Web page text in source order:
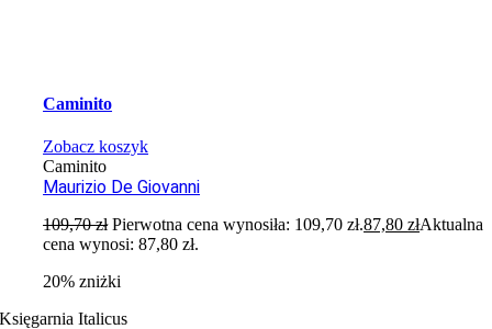
Caminito
Zobacz koszyk
Caminito
Maurizio De Giovanni
109,70zł Pierwotna cena wynosiła: 109,70 zł.87,80złAktualna
cena wynosi: 87,80 zł.
20% zniżki
Księgarnia Italicus